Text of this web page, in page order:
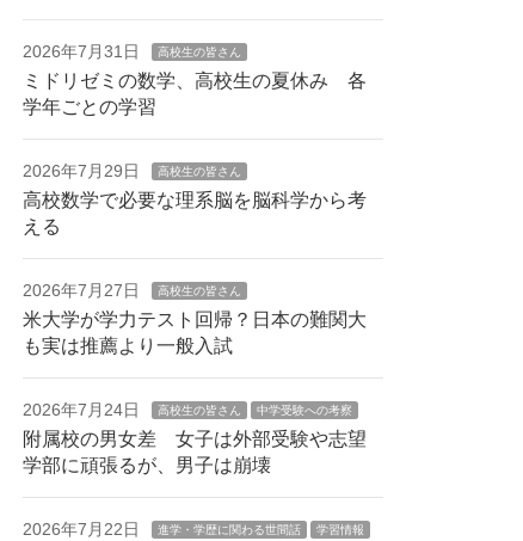
2026年7月31日 高校生の皆さん
ミドリゼミの数学、高校生の夏休み 各
学年ごとの学習
2026年7月29日 高校生の皆さん
高校数学で必要な理系脳を脳科学から考
える
2026年7月27日 高校生の皆さん
米大学が学力テスト回帰？日本の難関大
も実は推薦より一般入試
2026年7月24日 高校生の皆さん 中学受験への考察
附属校の男女差 女子は外部受験や志望
学部に頑張るが、男子は崩壊
2026年7月22日 進学・学歴に関わる世間話 学習情報